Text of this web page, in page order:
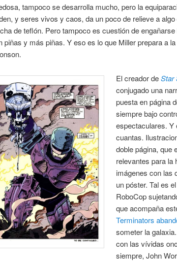
tampoco se desarrolla mucho, pero la
y seres vivos y caos, da un poco de relieve a
de teflón. Pero tampoco es cuestión de
piñas y más piñas. Y eso es lo que Miller prepara a
El creador deStar
conjugado una
puesta en página
siempre bajo
espectaculares. Y
cuantas.
doble página, que
relevantes para la
imágenes con las
un póster. Tal es
RoboCop
que acompaña
Terminators
someter la
con las vívidas
siempre, John